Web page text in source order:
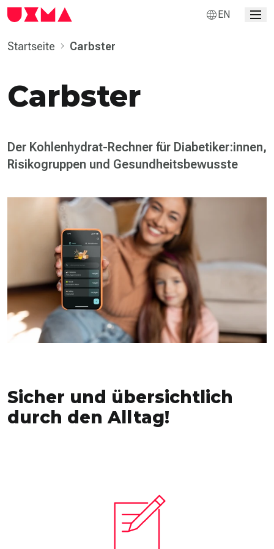
EN
Startseite Carbster
Carbster
Der Kohlenhydrat-Rechner für Diabetiker:innen,
Risikogruppen und Gesundheitsbewusste
Sicher und übersichtlich
durch den Alltag!